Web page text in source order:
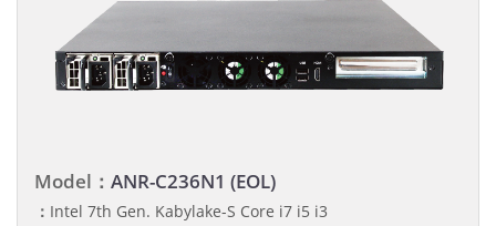
Model： ANR-C236N1 (EOL)
： Intel 7th Gen. Kabylake-S Core i7 i5 i3